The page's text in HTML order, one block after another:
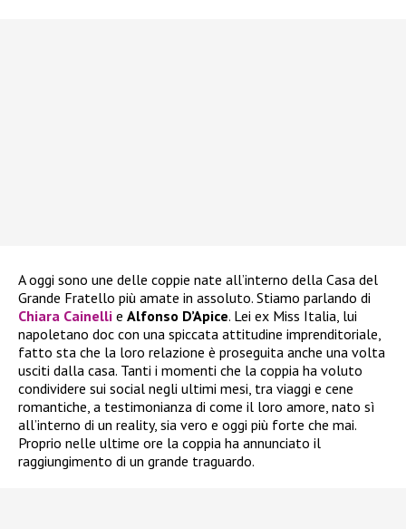
A oggi sono une delle coppie nate all’interno della Casa del
Grande Fratello più amate in assoluto. Stiamo parlando di
Chiara Cainelli e Alfonso D’Apice. Lei ex Miss Italia, lui
napoletano doc con una spiccata attitudine imprenditoriale,
fatto sta che la loro relazione è proseguita anche una volta
usciti dalla casa. Tanti i momenti che la coppia ha voluto
condividere sui social negli ultimi mesi, tra viaggi e cene
romantiche, a testimonianza di come il loro amore, nato sì
all’interno di un reality, sia vero e oggi più forte che mai.
Proprio nelle ultime ore la coppia ha annunciato il
raggiungimento di un grande traguardo.